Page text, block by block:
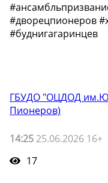
#дворецпионеров
#буднигагаринцев
ГБУДО "ОЦДОД
Пионеров)
14:25 25.06.2026 16+
17